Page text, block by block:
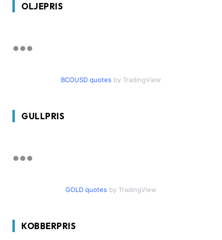
OLJEPRIS
BCOUSD quotes by TradingView
GULLPRIS
GOLD quotes by TradingView
KOBBERPRIS